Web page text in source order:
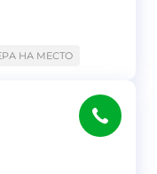
НА МЕСТО